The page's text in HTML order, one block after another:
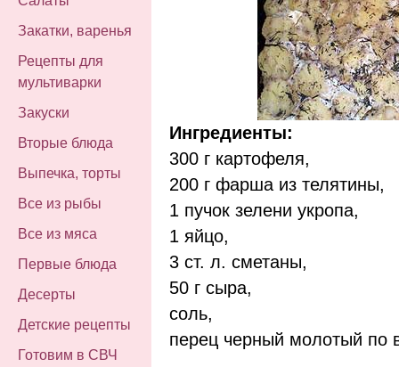
Закатки, варенья
Рецепты для
мультиварки
Закуски
Вторые блюда
Выпечка, торты
Все из рыбы
Все из мяса
Первые блюда
Десерты
Детские рецепты
Готовим в СВЧ
Ингредиенты:
300 г картофеля,
200 г фарша из телятины,
1 пучок зелени укропа,
1 яйцо,
3 ст. л. сметаны,
50 г сыра,
соль,
перец черный молотый по